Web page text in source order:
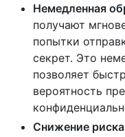
Немедленная
получают
попытки
секрет. Это
позволяет
вероятность
Снижение